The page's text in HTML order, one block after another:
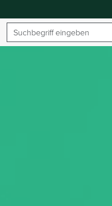
Suchbegriff